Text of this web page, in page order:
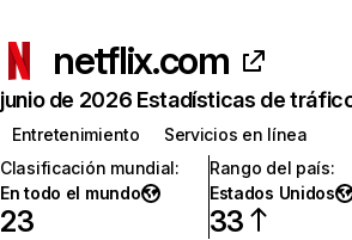
netflix.com
junio de 2026 Estadísticas de
Entretenimiento
Servicios en línea
Clasificación mundial:
En todo el mundo
23
Rango del país:
Estados Unidos
33